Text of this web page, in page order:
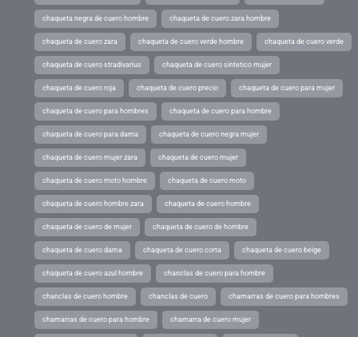
chaqueta negra de cuero hombre chaqueta de cuero zara hombre
chaqueta de cuero zara chaqueta de cuero verde hombre chaqueta de cuero verde
chaqueta de cuero stradivarius chaqueta de cuero sintetico mujer
chaqueta de cuero roja chaqueta de cuero precio chaqueta de cuero para mujer
chaqueta de cuero para hombres chaqueta de cuero para hombre
chaqueta de cuero para dama chaqueta de cuero negra mujer
chaqueta de cuero mujer zara chaqueta de cuero mujer
chaqueta de cuero moto hombre chaqueta de cuero moto
chaqueta de cuero hombre zara chaqueta de cuero hombre
chaqueta de cuero de mujer chaqueta de cuero de hombre
chaqueta de cuero dama chaqueta de cuero corta chaqueta de cuero beige
chaqueta de cuero azul hombre chanclas de cuero para hombre
chanclas de cuero hombre chanclas de cuero chamarras de cuero para hombres
chamarras de cuero para hombre chamarra de cuero mujer